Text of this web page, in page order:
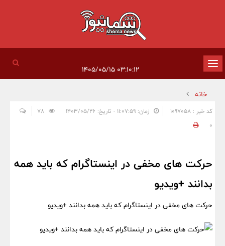
تغییر
وضعیت
ناوبری
۰۳:۱۰:۱۲ ۱۴۰۵/۰۵/۱۵
خانه
کد خبر : 1097058 زمان: ۱۱:۰۷:۵۹ - تاریخ: ۱۴۰۳/۰۵/۲۶
0
حرکت های مخفی در اینستاگرام که باید همه
بدانند +ویدیو
حرکت های مخفی در اینستاگرام که باید همه بدانند +ویدیو